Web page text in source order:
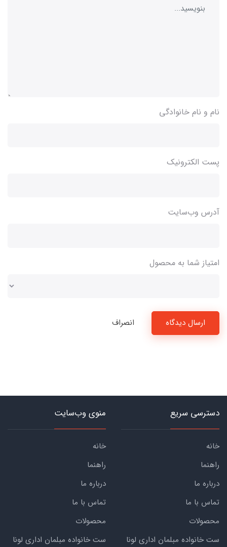
نام و نام خانوادگی
پست الکترونیک
آدرس وب‌سایت
امتیاز شما به محصول
ارسال دیدگاه انصراف
دسترسی سریع
خانه
راهنما
درباره ما
تماس با ما
محصولات
ست خانواده مبلمان اداری لونا
منوی وب‌سایت
خانه
راهنما
درباره ما
تماس با ما
محصولات
ست خانواده مبلمان اداری لونا